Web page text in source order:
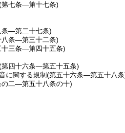
第七条―第十七条)
条―第二十七条)
八条―第三十二条)
十三条―第四十五条)
第四十六条―第五十五条)
に関する規制(第五十六条―第五十八
の二―第五十八条の十)